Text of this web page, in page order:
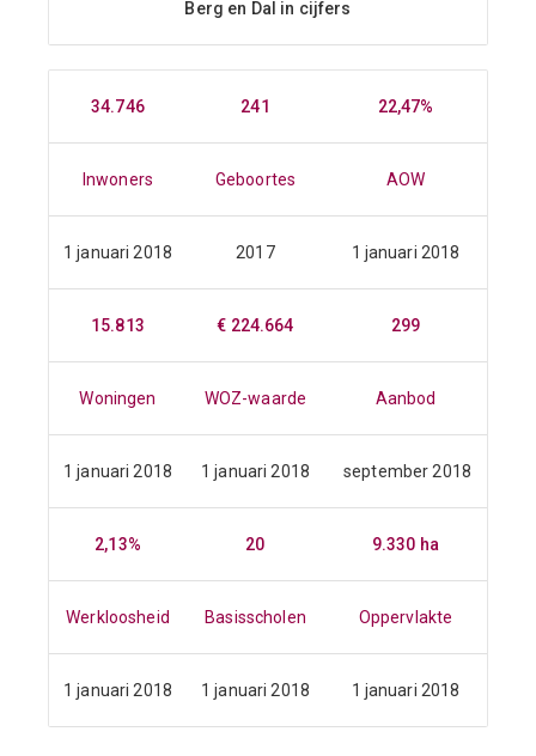
Berg en Dal in cijfers
34.746 241 22,47%
Inwoners Geboortes AOW
1 januari 2018 2017 1 januari 2018
15.813 € 224.664 299
Woningen WOZ-waarde Aanbod
1 januari 2018 1 januari 2018 september 2018
2,13% 20 9.330 ha
Werkloosheid Basisscholen Oppervlakte
1 januari 2018 1 januari 2018 1 januari 2018